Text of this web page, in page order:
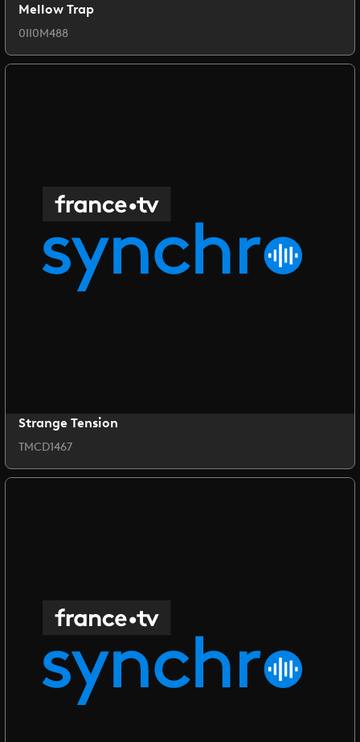
Mellow Trap
0II0M488
Strange Tension
TMCD1467